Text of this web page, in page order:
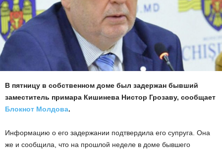
В пятницу в собственном доме был задержан бывший
заместитель примара Кишинева Нистор Грозаву, сообщает
Блокнот Молдова.
Информацию о его задержании подтвердила его супруга. Она
же и сообщила, что на прошлой неделе в доме бывшего